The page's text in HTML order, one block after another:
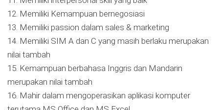
12. Memiliki Kemampuan bernegosiasi
13. Memiliki passion dalam sales & marketing
14. Memiliki SIM A dan C yang masih berlaku merupakan
nilai tambah
15. Kemampuan berbahasa Inggris dan Mandarin
merupakan nilai tambah
16. Mahir dalam mengoperasikan aplikasi komputer